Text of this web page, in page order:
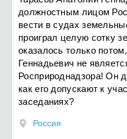
должностным лицом
вести в судах
проиграл целую сотку
оказалось только
Геннадьевич не
Росприроднадзора! Он
как его допускают к
заседаниях?
Россия